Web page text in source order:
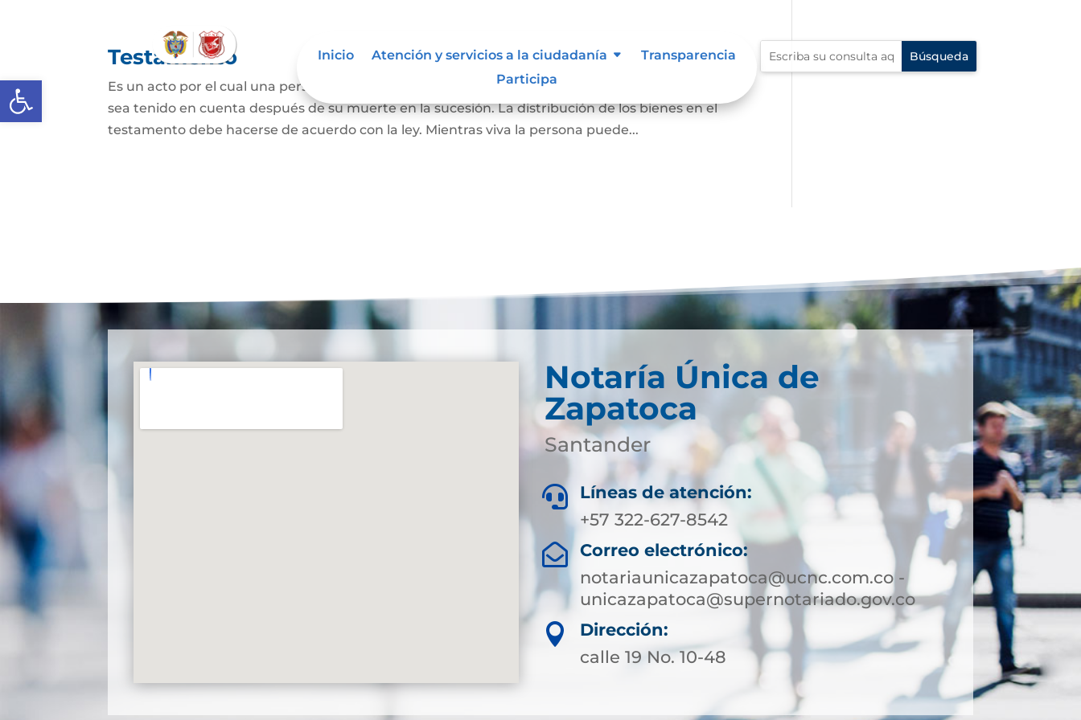
Abrir barra de herramientas
Inicio Atención y servicios a la ciudadanía
Transparencia
Participa
Testamento
Es un acto por el cual una persona dispone de todos o de una parte de sus bienes, para que así
sea tenido en cuenta después de su muerte en la sucesión. La distribución de los bienes en el
testamento debe hacerse de acuerdo con la ley. Mientras viva la persona puede...
Notaría Única de
Zapatoca
Santander

Líneas de atención:
+57 322-627-8542

Correo electrónico:
notariaunicazapatoca@ucnc.com.co -
unicazapatoca@supernotariado.gov.co

Dirección:
calle 19 No. 10-48